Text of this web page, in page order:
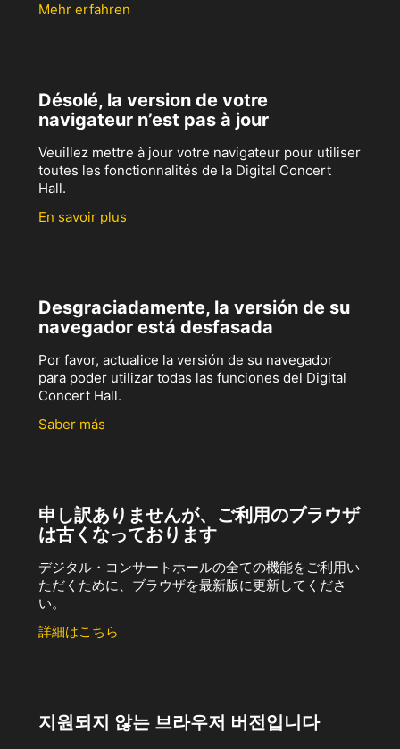
Mehr erfahren
Désolé, la version de votre
navigateur n’est pas à jour
Veuillez mettre à jour votre navigateur pour utiliser
toutes les fonctionnalités de la Digital Concert
Hall.
En savoir plus
Desgraciadamente, la versión de su
navegador está desfasada
Por favor, actualice la versión de su navegador
para poder utilizar todas las funciones del Digital
Concert Hall.
Saber más
申し訳ありませんが、ご利用のブラウザ
は古くなっております
デジタル・コンサートホールの全ての機能をご利用い
ただくために、ブラウザを最新版に更新してくださ
い。
詳細はこちら
지원되지 않는 브라우저 버전입니다